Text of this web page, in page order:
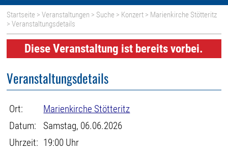
Startseite >Veranstaltungen > Suche > Konzert > Marienkirche Stötteritz
> Veranstaltungsdetails
Diese Veranstaltung ist bereits vorbei.
Veranstaltungsdetails
Ort:
Marienkirche Stötteritz
Datum:
Samstag, 06.06.2026
Uhrzeit: 19:00 Uhr